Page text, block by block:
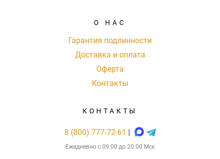
О НАС
Гарантия подлинности
Доставка и оплата
Оферта
Контакты
КОНТАКТЫ
8 (800) 777-72-61 |
Ежедневно с 09:00 до 20:00 Мск